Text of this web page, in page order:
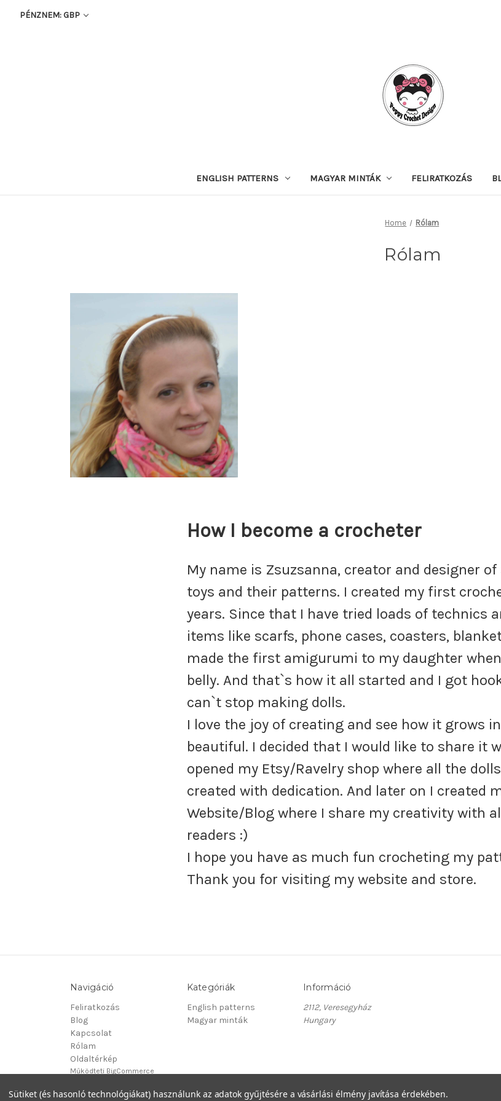
PÉNZNEM: GBP
ENGLISH PATTERNS MAGYAR MINTÁK FELIRATKOZÁS
Home Rólam
Rólam
How I become a crocheter
My name is Zsuzsanna, creator and designer
toys and their patterns. I created my first
years. Since that I have tried loads of technics
items like scarfs, phone cases, coasters,
made the first amigurumi to my daughter
belly. And that`s how it all started and I got
can`t stop making dolls.
I love the joy of creating and see how it grows
beautiful. I decided that I would like to share it
opened my Etsy/Ravelry shop where all the
created with dedication. And later on I created
Website/Blog where I share my creativity with
readers :)
I hope you have as much fun crocheting my
Thank you for visiting my website and store.
Navigáció
Feliratkozás
Blog
Kapcsolat
Rólam
Oldaltérkép
Kategóriák
English patterns
Magyar minták
Információ
2112, Veresegyház
Hungary
Működteti BigCommerce
Sütiket (és hasonló technológiákat) használunk az adatok gyűjtésére a vásárlási élmény javítása érdekében.